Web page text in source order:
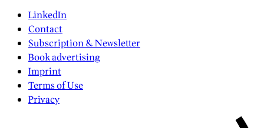
LinkedIn
Contact
Subscription & Newsletter
Book advertising
Imprint
Terms of Use
Privacy